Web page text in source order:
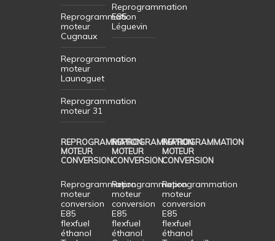
Reprogrammation
moteur
Cugnaux
Reprogrammation
moteur
Launaguet
Reprogrammation
moteur 31
Reprogrammation
E85
Léguevin
REPROGRAMMATION
MOTEUR
CONVERSION
Reprogrammation
moteur
conversion
E85
flexfuel
éthanol
REPROGRAMMATION
MOTEUR
CONVERSION
Reprogrammation
moteur
conversion
E85
flexfuel
éthanol
REPROGRAMMATION
MOTEUR
CONVERSION
Reprogrammation
moteur
conversion
E85
flexfuel
éthanol